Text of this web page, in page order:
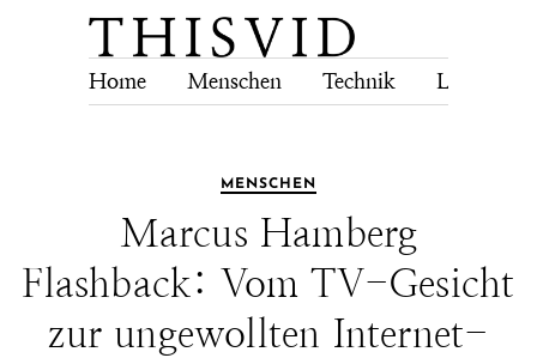
Home Menschen Technik Lebensstil
MENSCHEN
Marcus Hamberg
Flashback: Vom TV-Gesicht
zur ungewollten Internet-